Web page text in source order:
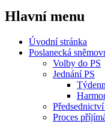
Hlavní menu
Úvodní stránka
Poslanecká
Volby do PS
Jednání PS
Proces